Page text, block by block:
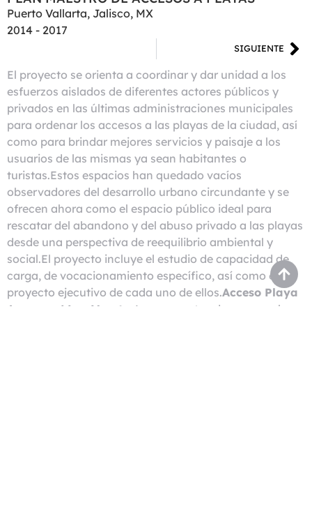
Puerto Vallarta, Jalisco, MX
2014 - 2017
SIGUIENTE
El proyecto se orienta a coordinar y dar unidad a los
esfuerzos aislados de diferentes actores públicos y
privados en las últimas administraciones municipales
para ordenar los accesos a las playas de la ciudad, así
como para brindar mejores servicios y paisaje a los
usuarios de las mismas ya sean habitantes o
turistas.Estos espacios han quedado vacíos
observadores del desarrollo urbano circundante y se
ofrecen ahora como el espacio público ideal para
rescatar del abandono y del abuso privado a las playas
desde una perspectiva de reequilibrio ambiental y
social.El proyecto incluye el estudio de capacidad de
carga, de vocacionamiento específico, así como el
proyecto ejecutivo de cada uno de ellos.Acceso Playa
Amapas / Los Muertos Los proyectos de acceso al mar